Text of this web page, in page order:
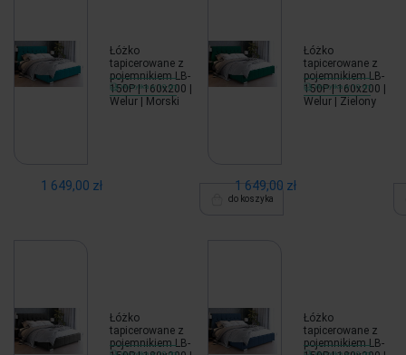
Łóżko
tapicerowane z
pojemnikiem LB-
150P | 160x200 |
Welur | Morski
Wysyłka w 10 dni
1 649,00 zł
do koszyka
Łóżko
tapicerowane z
pojemnikiem LB-
150P | 160x200 |
Welur | Zielony
Wysyłka w 10 dni
1 649,00 zł
Łóżko
tapicerowane z
pojemnikiem LB-
Łóżko
tapicerowane z
pojemnikiem LB-